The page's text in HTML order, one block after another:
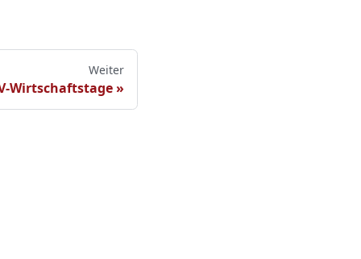
Weiter
Wirtschaftstage